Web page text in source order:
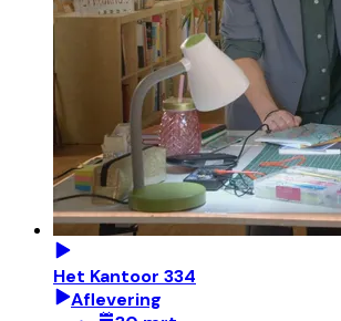
Het Kantoor 334
Aflevering